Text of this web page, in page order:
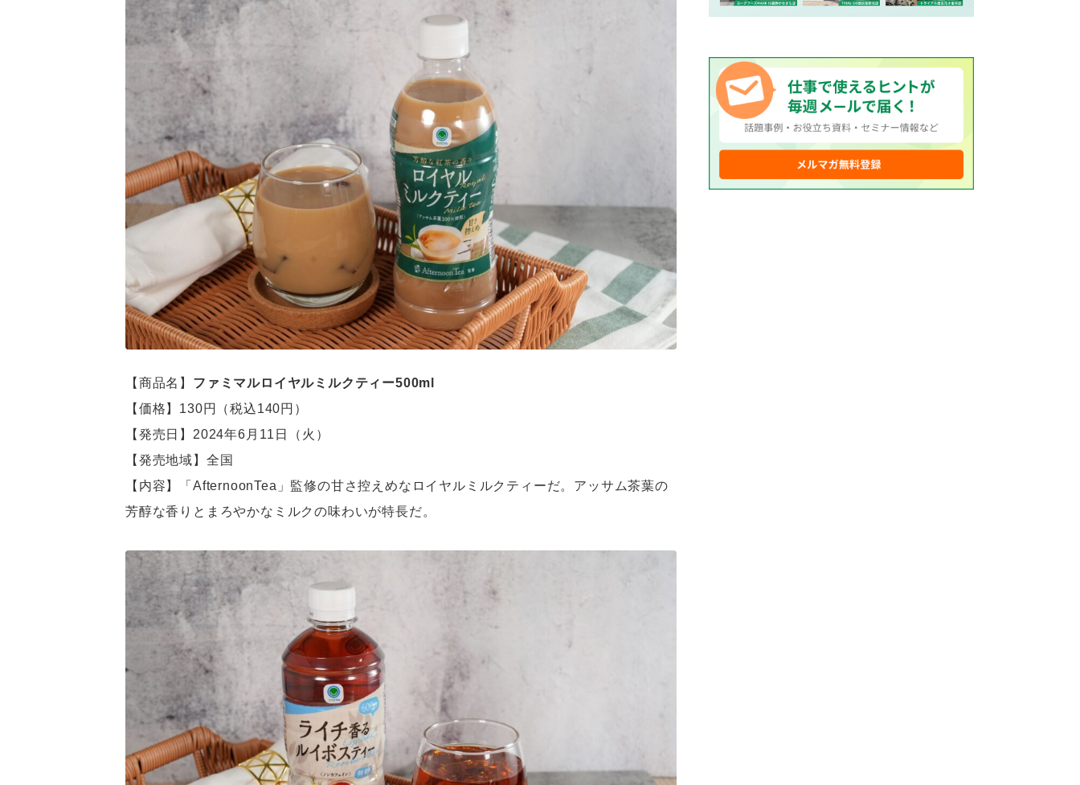
【商品名】 ファミマルロイヤルミルクティー500ml
【価格】130円（税込140円）
【発売日】2024年6月11日（火）
【発売地域】全国
【内容】「AfternoonTea」監修の甘さ控えめなロイヤルミルクティーだ。アッサム茶葉の
芳醇な香りとまろやかなミルクの味わいが特長だ。